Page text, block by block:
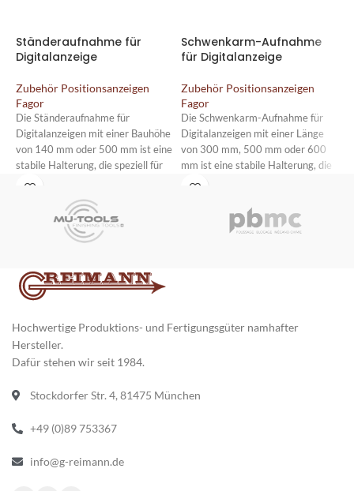
Ständeraufnahme für
Digitalanzeige
Zubehör Positionsanzeigen
Fagor
Die Ständeraufnahme für
Digitalanzeigen mit einer Bauhöhe
von 140 mm oder 500 mm ist eine
stabile Halterung, die speziell für
die Befestigung von
Die Aufnahme besteht aus
robustem Material und ermöglicht
eine einfache Montage an der
Schwenkarm-Aufnahme
für Digitalanzeige
Zubehör Positionsanzeigen
Fagor
Die Schwenkarm-Aufnahme für
Digitalanzeigen mit einer Länge
von 300 mm, 500 mm oder 600
mm ist eine stabile Halterung, die
speziell für die Befestigung von
Die Aufnahme besteht aus
robustem Material und ermöglicht
Hochwertige Produktions- und Fertigungsgüter namhafter
Hersteller.
Dafür stehen wir seit 1984.
Stockdorfer Str. 4, 81475 München
+49 (0)89 753367
info@g-reimann.de